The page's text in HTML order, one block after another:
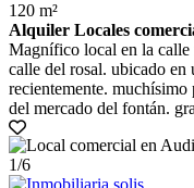
120 m²
Alquiler Locales
Magnífico local en la calle
calle del rosal. ubicado
recientemente.
del mercado del fontán.
1/6